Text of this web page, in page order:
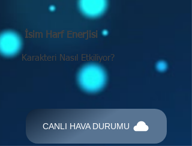
İsim Harf Enerjisi
Karakteri Nasıl Etkiliyor?
CANLI HAVA DURUMU